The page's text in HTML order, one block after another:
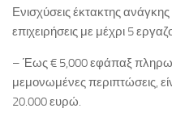
Ενισχύσεις έκτακτης
επιχειρήσεις με μέχρι 5
– Έως € 5,000 εφάπαξ
μεμονωμένες περιπτώσεις,
20.000 ευρώ.